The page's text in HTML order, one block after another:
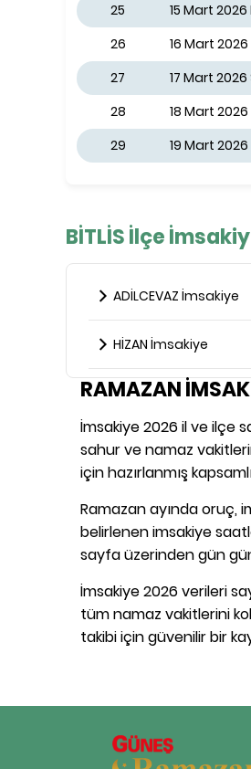
25
15 Mart
26
16 Mart
27
17 Mart 2026
28
18 Mart
29
19 Mart
BİTLİS İlçe
ADİLCEVAZ İmsakiye
HİZAN İmsakiye
RAMAZAN
İmsakiye 2026 il ve ilçe
sahur ve namaz
için hazırlanmış
Ramazan ayında oruç,
belirlenen imsakiye
sayfa üzerinden gün
İmsakiye 2026 verileri
tüm namaz vakitlerini
takibi için güvenilir bir